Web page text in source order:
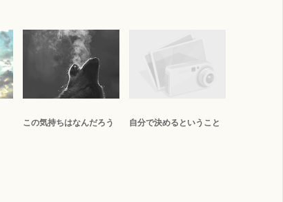
この気持ちはなんだろう 自分で決めるということ